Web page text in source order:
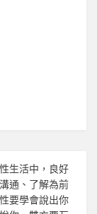
生活中，良好
通、了解為前
要學會說出你